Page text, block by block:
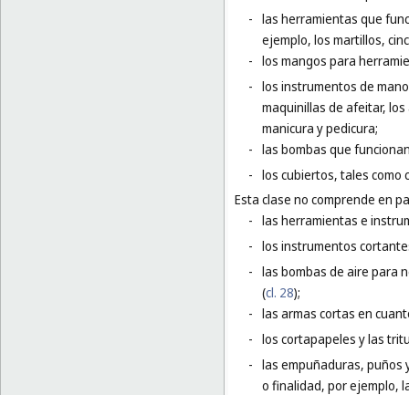
- las herramientas que
ejemplo, los martillos,
- los mangos para
- los instrumentos de
maquinillas de afeitar,
manicura y pedicura;
- las bombas que
- los cubiertos, tales como
Esta clase no comprende en
- las herramientas e
- los instrumentos
- las bombas de aire para
(cl. 28);
- las armas cortas en
- los cortapapeles y las
- las empuñaduras, puños
o finalidad, por ejemplo,